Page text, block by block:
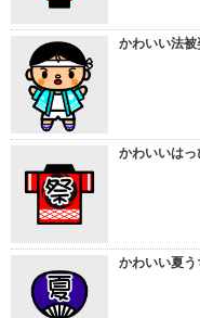
かわいい法
かわいいは
かわいい夏